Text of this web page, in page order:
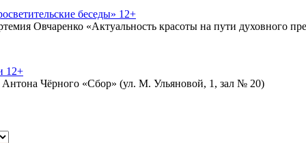
беседы» 12+
Овчаренко «Актуальность красоты на пути духовного
12+
Антона Чёрного «Сбор» (ул. М. Ульяновой, 1, зал № 20)